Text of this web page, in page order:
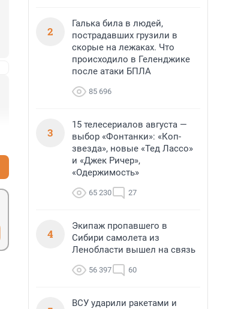
2
Галька била в людей,
пострадавших грузили в
скорые на лежаках. Что
происходило в Геленджике
после атаки БПЛА
85 696
3
15 телесериалов августа —
выбор «Фонтанки»: «Коп-
звезда», новые «Тед Лассо»
и «Джек Ричер»,
«Одержимость»
65 230 27
4
Экипаж пропавшего в
Сибири самолета из
Ленобласти вышел на связь
56 397 60
ВСУ ударили ракетами и